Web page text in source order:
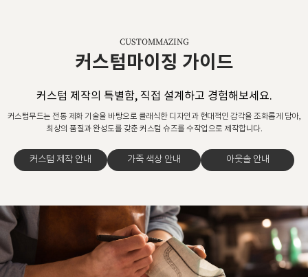
CUSTOMMAZING
커스텀마이징 가이드
커스텀 제작의 특별함, 직접 설계하고 경험해보세요.
커스텀무드는 전통 제화 기술을 바탕으로 클래식한 디자인과 현대적인 감각을 조화롭게 담아,
최상의 품질과 완성도를 갖춘 커스텀 슈즈를 수작업으로 제작합니다.
커스텀 제작 안내 가죽 색상 안내 아웃솔 안내